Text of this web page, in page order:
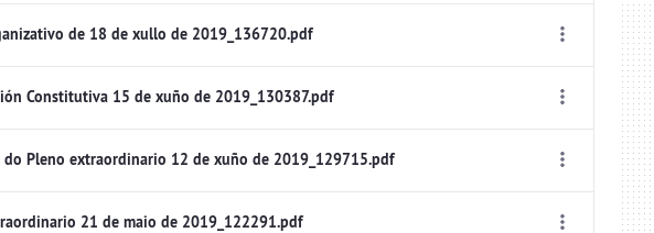
de 18 de xullo de 2019_136720.pdf
Constitutiva 15 de xuño de 2019_130387.pdf
do Pleno extraordinario 12 de xuño de 2019_129715.pdf
21 de maio de 2019_122291.pdf